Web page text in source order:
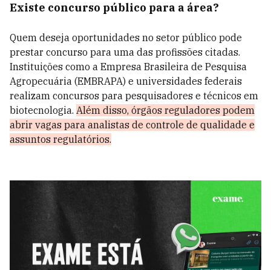
Existe concurso público para a área?
Quem deseja oportunidades no setor público pode
prestar concurso para uma das profissões citadas.
Instituições como a Empresa Brasileira de Pesquisa
Agropecuária (EMBRAPA) e universidades federais
realizam concursos para pesquisadores e técnicos em
biotecnologia. Além disso, órgãos reguladores podem
abrir vagas para analistas de controle de qualidade e
assuntos regulatórios.